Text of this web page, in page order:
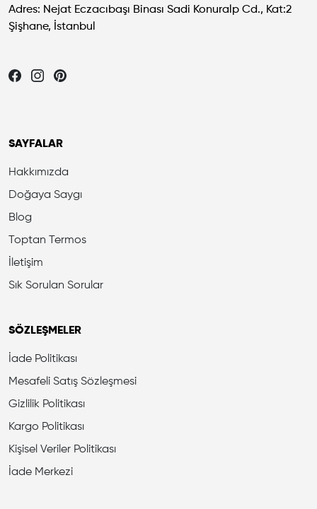
Adres: Nejat Eczacıbaşı Binası Sadi Konuralp Cd., Kat:2
Şişhane, İstanbul
Let's be friends...
SAYFALAR
Hakkımızda
Doğaya Saygı
Blog
Toptan Termos
İletişim
Sık Sorulan Sorular
SÖZLEŞMELER
İade Politikası
Mesafeli Satış Sözleşmesi
Gizlilik Politikası
Kargo Politikası
Kişisel Veriler Politikası
İade Merkezi